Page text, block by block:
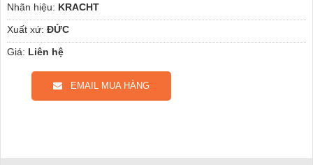
Nhãn hiệu: KRACHT
Xuất xứ: ĐỨC
Giá: Liên hệ
EMAIL MUA HÀNG